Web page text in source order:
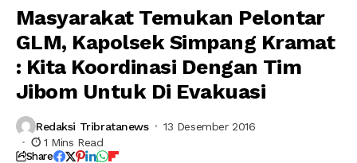
Masyarakat Temukan Pelontar
GLM, Kapolsek Simpang Kramat
: Kita Koordinasi Dengan Tim
Jibom Untuk Di Evakuasi
Redaksi Tribratanews
13 Desember 2016
1 Mins Read
Share